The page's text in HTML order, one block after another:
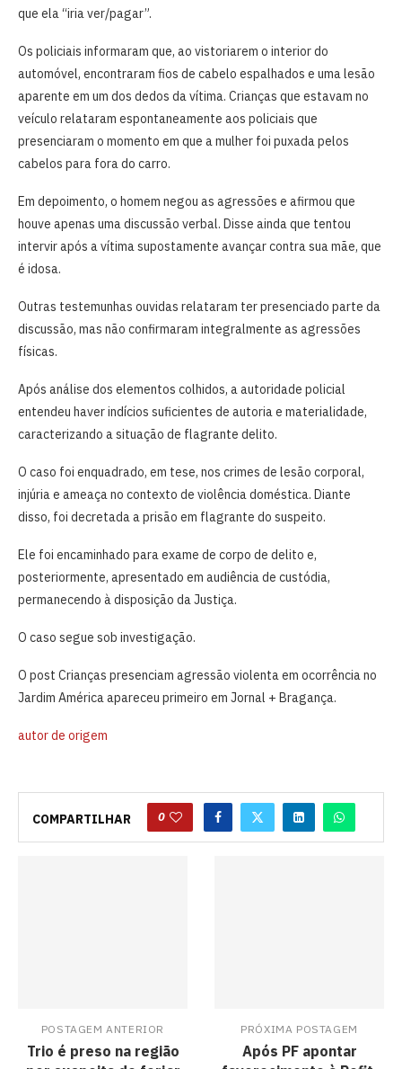
que ela “iria ver/pagar”.
Os policiais informaram que, ao vistoriarem o interior do
automóvel, encontraram fios de cabelo espalhados e uma lesão
aparente em um dos dedos da vítima. Crianças que estavam no
veículo relataram espontaneamente aos policiais que
presenciaram o momento em que a mulher foi puxada pelos
cabelos para fora do carro.
Em depoimento, o homem negou as agressões e afirmou que
houve apenas uma discussão verbal. Disse ainda que tentou
intervir após a vítima supostamente avançar contra sua mãe, que
é idosa.
Outras testemunhas ouvidas relataram ter presenciado parte da
discussão, mas não confirmaram integralmente as agressões
físicas.
Após análise dos elementos colhidos, a autoridade policial
entendeu haver indícios suficientes de autoria e materialidade,
caracterizando a situação de flagrante delito.
O caso foi enquadrado, em tese, nos crimes de lesão corporal,
injúria e ameaça no contexto de violência doméstica. Diante
disso, foi decretada a prisão em flagrante do suspeito.
Ele foi encaminhado para exame de corpo de delito e,
posteriormente, apresentado em audiência de custódia,
permanecendo à disposição da Justiça.
O caso segue sob investigação.
O post Crianças presenciam agressão violenta em ocorrência no
Jardim América apareceu primeiro em Jornal + Bragança.
autor de origem
COMPARTILHAR 0
POSTAGEM ANTERIOR
Trio é preso na região
PRÓXIMA POSTAGEM
Após PF apontar